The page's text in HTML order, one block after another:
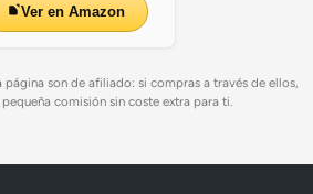
Ver en Amazon
página son de afiliado: si compras a través de ellos,
comisión sin coste extra para ti.